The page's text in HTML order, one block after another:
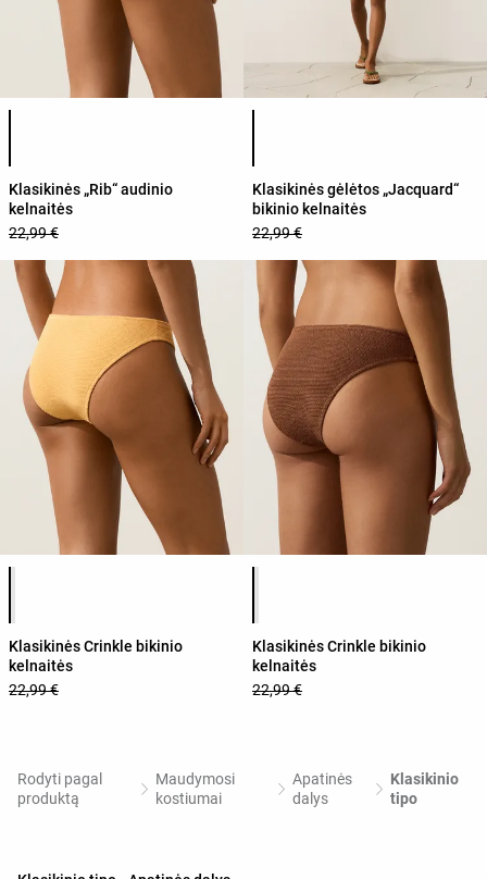
Produkto spalvų sąrašas
Klasikinės „Rib“ audinio
kelnaitės
22,99 €
Produkto spalvų sąrašas
Klasikinės gėlėtos „Jacquard“
bikinio kelnaitės
22,99 €
Produkto spalvų sąrašas
Klasikinės Crinkle bikinio
kelnaitės
22,99 €
Produkto spalvų sąrašas
Klasikinės Crinkle bikinio
kelnaitės
22,99 €
Rodyti pagal
produktą
Maudymosi
kostiumai
Apatinės
dalys
Klasikinio
tipo